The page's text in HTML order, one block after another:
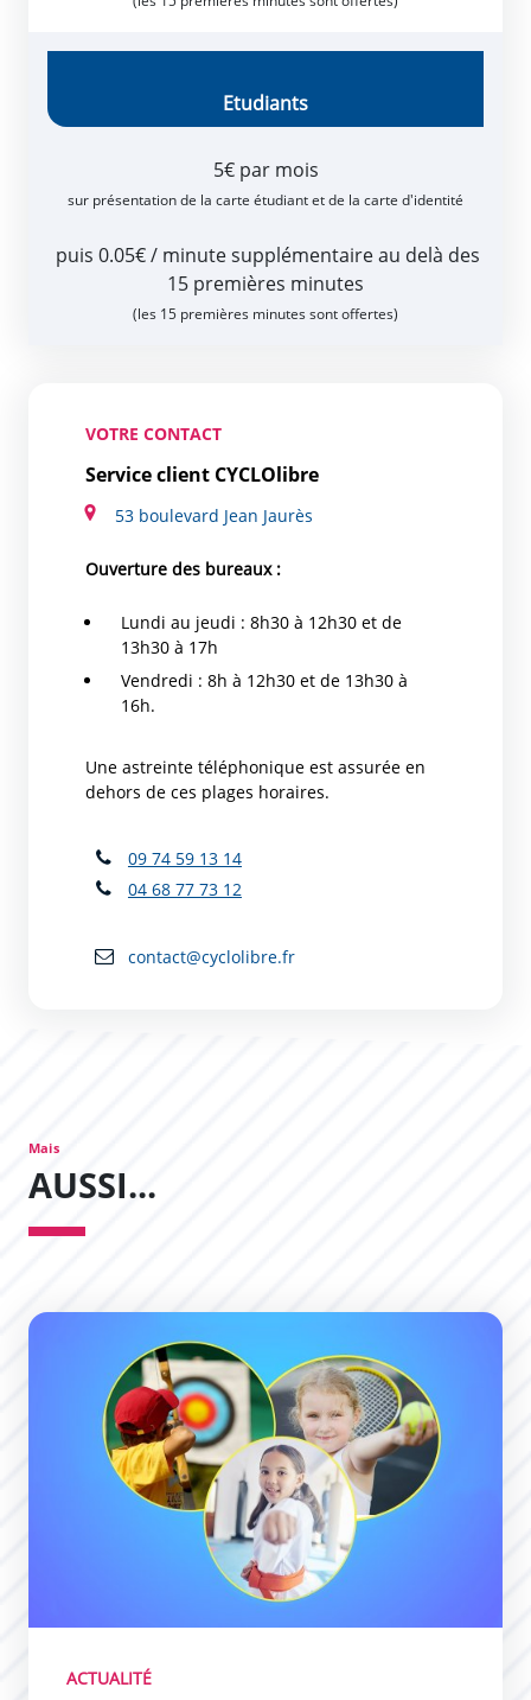
Etudiants
5€ par mois
sur présentation de la carte étudiant et de la carte d'identité
puis 0.05€ / minute supplémentaire au delà des
15 premières minutes
(les 15 premières minutes sont offertes)
VOTRE CONTACT
Service client CYCLOlibre
53 boulevard Jean Jaurès
Ouverture des bureaux :
Lundi au jeudi : 8h30 à 12h30 et de
13h30 à 17h
Vendredi : 8h à 12h30 et de 13h30 à
16h.
Une astreinte téléphonique est assurée en
dehors de ces plages horaires.
09 74 59 13 14
04 68 77 73 12
contact@cyclolibre.fr
Mais
AUSSI...
Des stages multi-sports pour vos enfants !
ACTUALITÉ